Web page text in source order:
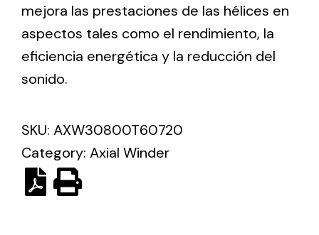
Iluminación Solar
de necesidades.
Solar lighting
Variety of solar solutions for all kinds of needs.
mejora las prestaciones de las hélices en
aspectos tales como el rendimiento, la
eficiencia energética y la reducción del
sonido.
SKU: AXW30800T60720
Category: Axial Winder